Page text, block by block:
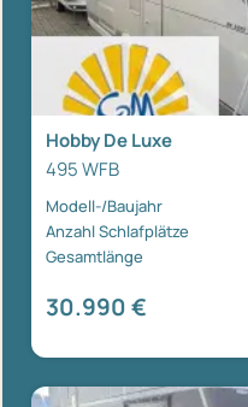
Hobby De Luxe
495 WFB
Modell-/Baujahr
Anzahl Schlafplätze
Gesamtlänge
30.990 €